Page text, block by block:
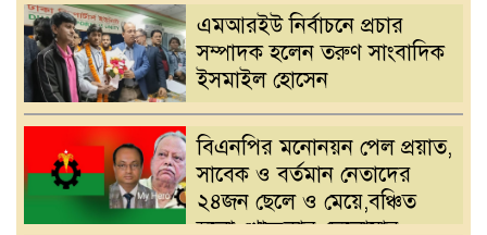
এমআরইউ নির্বাচনে প্রচার
সম্পাদক হলেন তরুণ সাংবাদিক
ইসমাইল হোসেন
বিএনপির মনোনয়ন পেল প্রয়াত,
সাবেক ও বর্তমান নেতাদের
২৪জন ছেলে ও মেয়ে,বঞ্চিত
হলো খোন্দকার দেলোয়ার